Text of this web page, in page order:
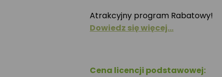
Atrakcyjny program Rabatowy!
Dowiedz się więcej…
Cena licencji podstawowej: